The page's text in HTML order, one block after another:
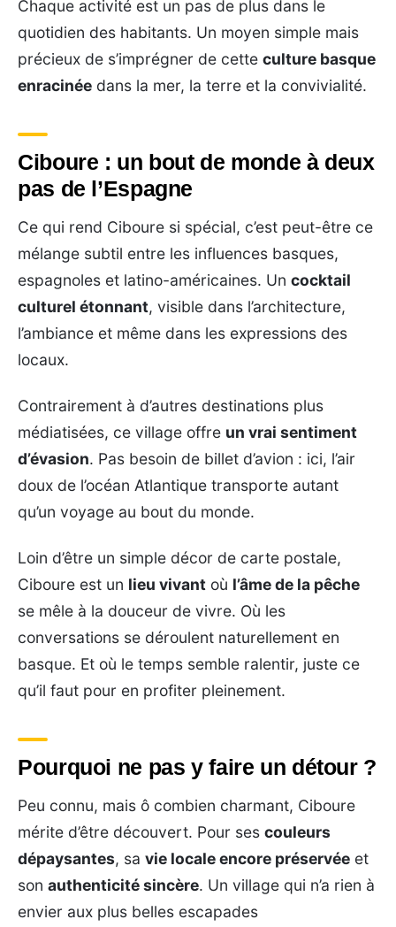
Chaque activité est un pas de plus dans le
quotidien des habitants. Un moyen simple mais
précieux de s’imprégner de cette culture basque
enracinée dans la mer, la terre et la convivialité.
Ciboure : un bout de monde à deux
pas de l’Espagne
Ce qui rend Ciboure si spécial, c’est peut-être ce
mélange subtil entre les influences basques,
espagnoles et latino-américaines. Un cocktail
culturel étonnant, visible dans l’architecture,
l’ambiance et même dans les expressions des
locaux.
Contrairement à d’autres destinations plus
médiatisées, ce village offre un vrai sentiment
d’évasion. Pas besoin de billet d’avion : ici, l’air
doux de l’océan Atlantique transporte autant
qu’un voyage au bout du monde.
Loin d’être un simple décor de carte postale,
Ciboure est un lieu vivant où l’âme de la pêche
se mêle à la douceur de vivre. Où les
conversations se déroulent naturellement en
basque. Et où le temps semble ralentir, juste ce
qu’il faut pour en profiter pleinement.
Pourquoi ne pas y faire un détour ?
Peu connu, mais ô combien charmant, Ciboure
mérite d’être découvert. Pour ses couleurs
dépaysantes, sa vie locale encore préservée et
son authenticité sincère. Un village qui n’a rien à
envier aux plus belles escapades